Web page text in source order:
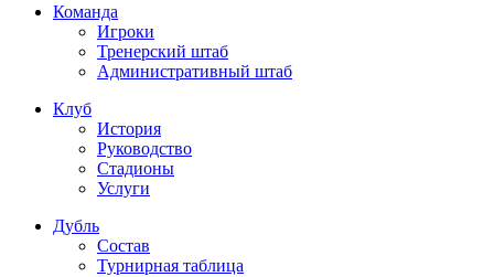
Команда
Игроки
Тренерский штаб
Административный штаб
Клуб
История
Руководство
Стадионы
Услуги
Дубль
Состав
Турнирная таблица